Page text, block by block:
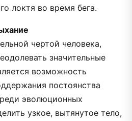
локтя во время бега.
чертой человека,
значительные
возможность
постоянства
эволюционных
узкое, вытянутое тело,